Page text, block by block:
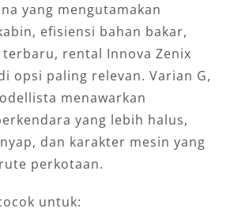
yang mengutamakan
efisiensi bahan bakar,
rental Innova Zenix
opsi paling relevan. Varian G,
menawarkan
yang lebih halus,
dan karakter mesin yang
perkotaan.
untuk: